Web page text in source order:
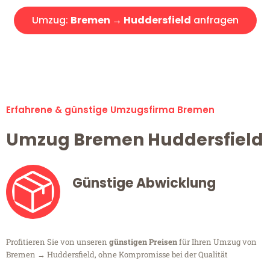
Umzug: Bremen → Huddersfield anfragen
Erfahrene & günstige Umzugsfirma Bremen
Umzug Bremen Huddersfield
Günstige Abwicklung
Profitieren Sie von unseren günstigen Preisenfür Ihren Umzug von
Bremen → Huddersfield, ohne Kompromisse bei der Qualität